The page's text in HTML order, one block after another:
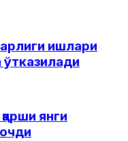
ишлари
ўтказилади
янги